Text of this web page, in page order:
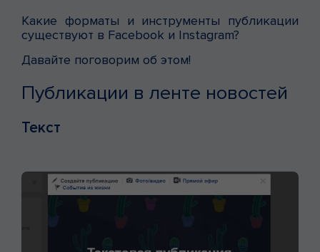
Какие форматы и инструменты публикации
существуют в Facebook и Instagram?
Давайте поговорим об этом!
Публикации в ленте новостей
Текст